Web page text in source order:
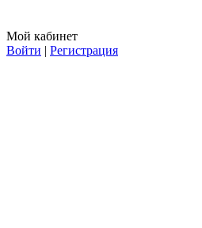
Мой кабинет
Войти | Регистрация